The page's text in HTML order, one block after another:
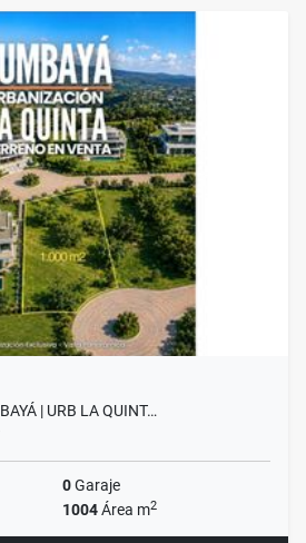
| URB LA QUINT…
0Garaje
1004Área m2